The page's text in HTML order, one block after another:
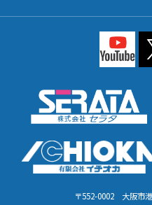
〒552-0002 大阪市